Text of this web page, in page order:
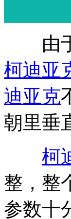
由
柯迪亚
迪亚克
朝里垂
柯
整，整
参数十